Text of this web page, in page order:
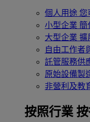
個人用途 您
小型企業 簡
大型企業 擴
自由工作者
託管服務供
原始設備製
非營利及教
按照行業